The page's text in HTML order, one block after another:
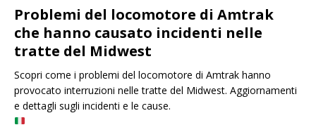
Problemi del locomotore di Amtrak
che hanno causato incidenti nelle
tratte del Midwest
Scopri come i problemi del locomotore di Amtrak hanno
provocato interruzioni nelle tratte del Midwest. Aggiornamenti
e dettagli sugli incidenti e le cause.